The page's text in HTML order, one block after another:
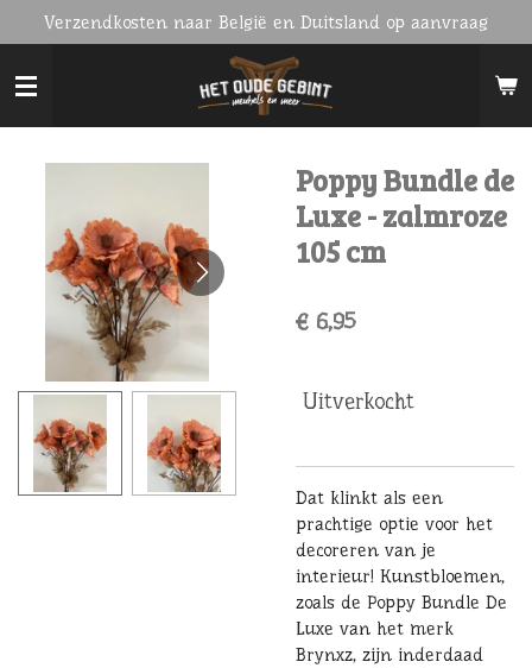
direct
naar
de
hoofdinhoud
Verzendkosten naar België en Duitsland op aanvraag
Poppy Bundle de
Luxe - zalmroze
105 cm
€ 6,95
Uitverkocht
Dat klinkt als een
prachtige optie voor het
decoreren van je
interieur! Kunstbloemen,
zoals de Poppy Bundle De
Luxe van het merk
Brynxz, zijn inderdaad